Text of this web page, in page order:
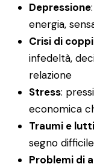
Depressione
energia,
Crisi di
infedeltà,
relazione
Stress:
economica
Traumi e lutti
segno
Problemi di